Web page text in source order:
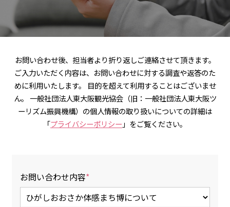
お問い合わせ後、担当者より折り返しご連絡させて頂きます。
ご入力いただく内容は、お問い合わせに対する調査や返答のた
めに利用いたします。 目的を超えて利用することはございませ
ん。 一般社団法人東大阪観光協会（旧：一般社団法人東大阪ツ
ーリズム振興機構）の個人情報の取り扱いについての詳細は
「プライバシーポリシー 」をご覧ください。
お問い合わせ内容